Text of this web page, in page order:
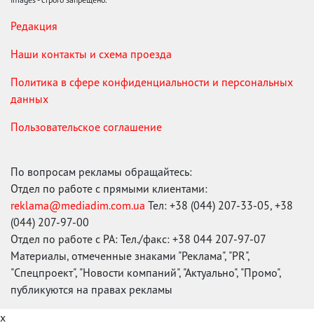
Редакция
Наши контакты и схема проезда
Политика в сфере конфиденциальности и персональных
данных
Пользовательское соглашение
По вопросам рекламы обращайтесь:
Отдел по работе с прямыми клиентами:
reklama@mediadim.com.ua Тел: +38 (044) 207-33-05, +38
(044) 207-97-00
Отдел по работе с РА: Тел./факс: +38 044 207-97-07
Материалы, отмеченные знаками "Реклама", "PR",
"Спецпроект", "Новости компаний", "Актуально", "Промо",
публикуются на правах рекламы
x